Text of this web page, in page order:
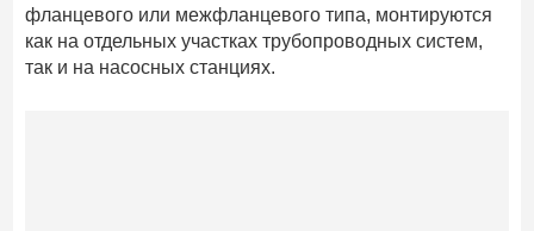
фланцевого или межфланцевого типа, монтируются
как на отдельных участках трубопроводных систем,
так и на насосных станциях.